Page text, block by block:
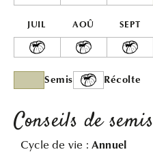
JUIL AOÛ SEPT
Semis Récolte
Conseils de semis
Cycle de vie : Annuel